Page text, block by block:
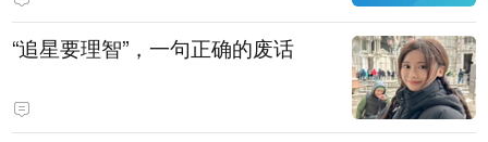
“追星要理智”，一句正确的废话